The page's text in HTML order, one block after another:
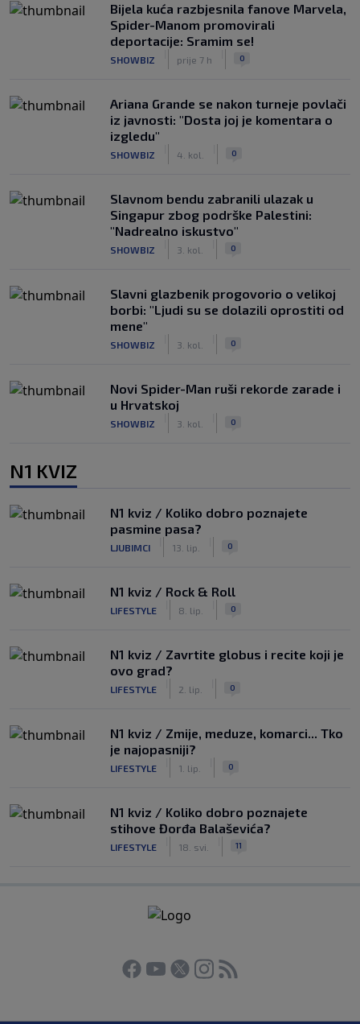
Bijela kuća razbjesnila fanove Marvela,
Spider-Manom promovirali
deportacije: Sramim se!
SHOWBIZ prije 7 h 0
Ariana Grande se nakon turneje povlači
iz javnosti: "Dosta joj je komentara o
izgledu"
SHOWBIZ 4. kol. 0
Slavnom bendu zabranili ulazak u
Singapur zbog podrške Palestini:
"Nadrealno iskustvo"
SHOWBIZ 3. kol. 0
Slavni glazbenik progovorio o velikoj
borbi: "Ljudi su se dolazili oprostiti od
mene"
SHOWBIZ 3. kol. 0
Novi Spider-Man ruši rekorde zarade i
u Hrvatskoj
SHOWBIZ 3. kol. 0
N1 KVIZ
N1 kviz / Koliko dobro poznajete
pasmine pasa?
LJUBIMCI 13. lip. 0
N1 kviz / Rock & Roll
LIFESTYLE 8. lip. 0
N1 kviz / Zavrtite globus i recite koji je
ovo grad?
LIFESTYLE 2. lip. 0
N1 kviz / Zmije, meduze, komarci... Tko
je najopasniji?
LIFESTYLE 1. lip. 0
N1 kviz / Koliko dobro poznajete
stihove Đorđa Balaševića?
LIFESTYLE 18. svi. 11